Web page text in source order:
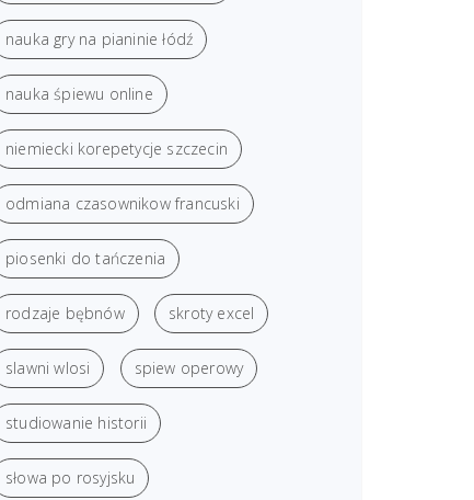
nauka gry na pianinie łódź
nauka śpiewu online
niemiecki korepetycje szczecin
odmiana czasownikow francuski
piosenki do tańczenia
rodzaje bębnów skroty excel
slawni wlosi spiew operowy
studiowanie historii
słowa po rosyjsku